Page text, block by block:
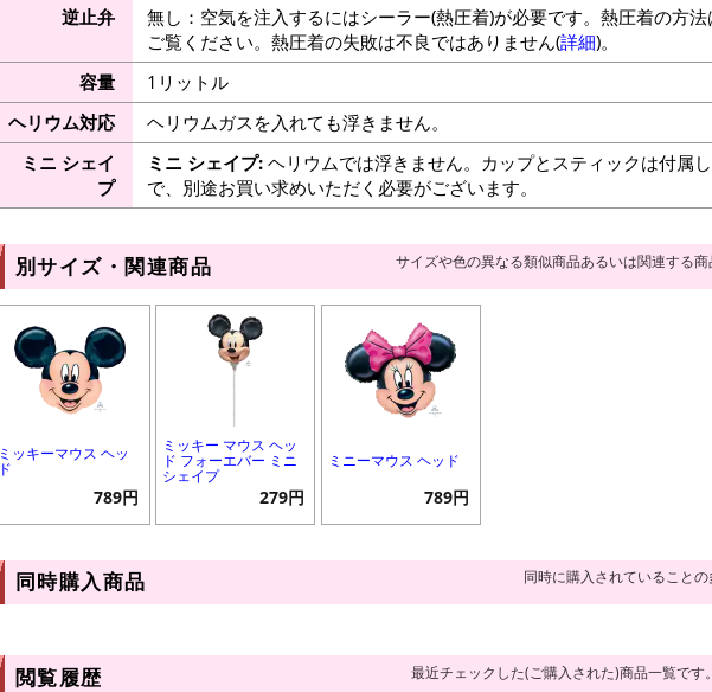
逆止弁
無し：空気を注入するにはシーラー(熱圧着)が必要です。熱圧着の方法
ご覧ください。熱圧着の失敗は不良ではありません(詳細)。
容量
1リットル
ヘリウム対応
ヘリウムガスを入れても浮きません。
ミニ シェイ
プ
ミニ シェイプ:ヘリウムでは浮きません。カップとスティックは付属
で、別途お買い求めいただく必要がございます。
別サイズ・関連商品 サイズや色の異なる類似商品あるいは関連する
ミッキーマウス ヘッ
ド
789円
ミッキー マウス ヘッ
ド フォーエバー ミニ
シェイプ
279円
ミニーマウス ヘッド
789円
同時購入商品 同時に購入されていること
閲覧履歴 最近チェックした(ご購入された)商品一覧です。